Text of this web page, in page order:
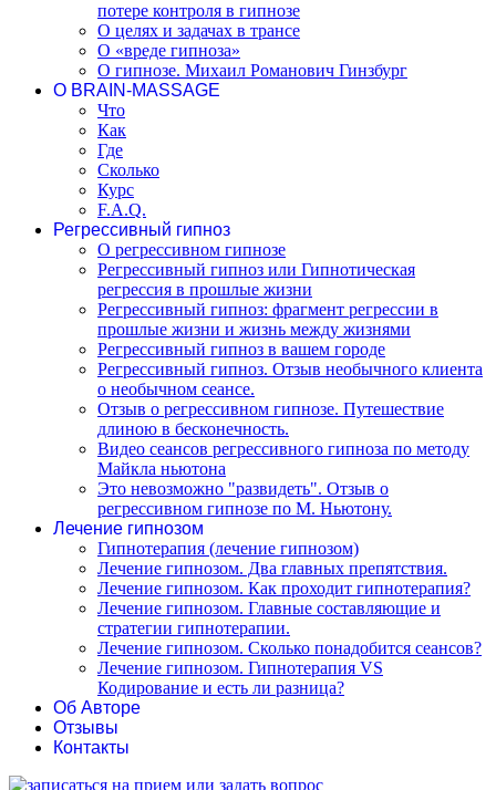
потере контроля в гипнозе
О целях и задачах в трансе
О «вреде гипноза»
О гипнозе. Михаил Романович Гинзбург
О BRAIN-MASSAGE
Что
Как
Где
Сколько
Курс
F.A.Q.
Регрессивный гипноз
О регрессивном гипнозе
Регрессивный гипноз или Гипнотическая
регрессия в прошлые жизни
Регрессивный гипноз: фрагмент регрессии в
прошлые жизни и жизнь между жизнями
Регрессивный гипноз в вашем городе
Регрессивный гипноз. Отзыв необычного клиента
о необычном сеансе.
Отзыв о регрессивном гипнозе. Путешествие
длиною в бесконечность.
Видео сеансов регрессивного гипноза по методу
Майкла ньютона
Это невозможно "развидеть". Отзыв о
регрессивном гипнозе по М. Ньютону.
Лечение гипнозом
Гипнотерапия (лечение гипнозом)
Лечение гипнозом. Два главных препятствия.
Лечение гипнозом. Как проходит гипнотерапия?
Лечение гипнозом. Главные составляющие и
стратегии гипнотерапии.
Лечение гипнозом. Сколько понадобится сеансов?
Лечение гипнозом. Гипнотерапия VS
Кодирование и есть ли разница?
Об Авторе
Отзывы
Контакты